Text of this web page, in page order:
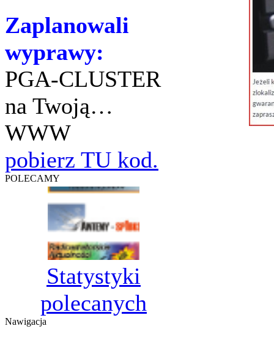
Zaplanowali
wyprawy:
PGA-CLUSTER
na Twoją…
WWW
pobierz TU kod.
POLECAMY
Statystyki
polecanych
Nawigacja